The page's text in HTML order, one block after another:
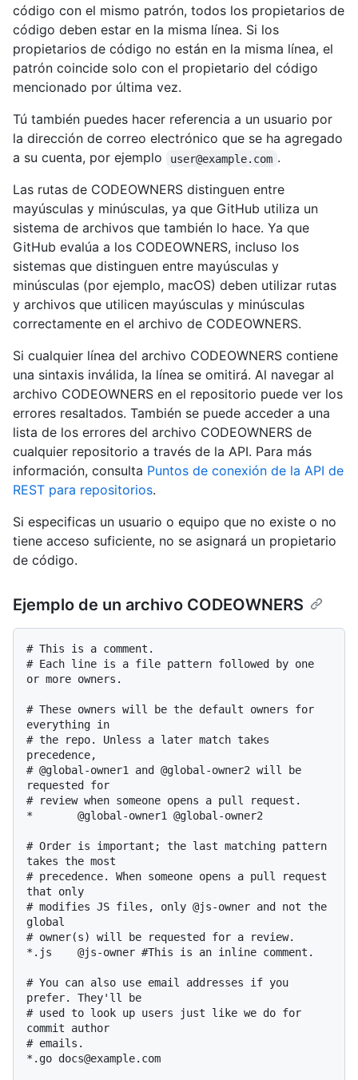
código con el mismo patrón, todos los propietarios de
código deben estar en la misma línea. Si los
propietarios de código no están en la misma línea, el
patrón coincide solo con el propietario del código
mencionado por última vez.
Tú también puedes hacer referencia a un usuario por
la dirección de correo electrónico que se ha agregado
a su cuenta, por ejemplo
user@example.com .
Las rutas de CODEOWNERS distinguen entre
mayúsculas y minúsculas, ya que GitHub utiliza un
sistema de archivos que también lo hace. Ya que
GitHub evalúa a los CODEOWNERS, incluso los
sistemas que distinguen entre mayúsculas y
minúsculas (por ejemplo, macOS) deben utilizar rutas
y archivos que utilicen mayúsculas y minúsculas
correctamente en el archivo de CODEOWNERS.
Si cualquier línea del archivo CODEOWNERS contiene
una sintaxis inválida, la línea se omitirá. Al navegar al
archivo CODEOWNERS en el repositorio puede ver los
errores resaltados. También se puede acceder a una
lista de los errores del archivo CODEOWNERS de
cualquier repositorio a través de la API. Para más
información, consulta Puntos de conexión de la API de
REST para repositorios.
Si especificas un usuario o equipo que no existe o no
tiene acceso suficiente, no se asignará un propietario
de código.
Ejemplo de un archivo CODEOWNERS
# This is a comment.
# Each line is a file pattern followed by one
or more owners.
# These owners will be the default owners for
everything in
# the repo. Unless a later match takes
precedence,
# @global-owner1 and @global-owner2 will be
requested for
# review when someone opens a pull request.
*       @global-owner1 @global-owner2
# Order is important; the last matching pattern
takes the most
# precedence. When someone opens a pull request
that only
# modifies JS files, only @js-owner and not the
global
# owner(s) will be requested for a review.
*.js    @js-owner #This is an inline comment.
# You can also use email addresses if you
prefer. They'll be
# used to look up users just like we do for
commit author
# emails.
*.go docs@example.com